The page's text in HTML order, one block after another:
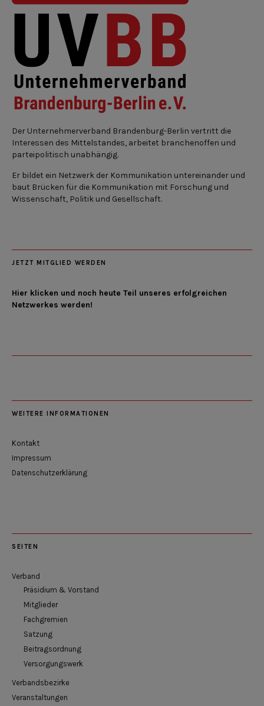
Der Unternehmerverband Brandenburg-Berlin vertritt die
Interessen des Mittelstandes, arbeitet branchenoffen und
parteipolitisch unabhängig.
Er bildet ein Netzwerk der Kommunikation untereinander und
baut Brücken für die Kommunikation mit Forschung und
Wissenschaft, Politik und Gesellschaft.
JETZT MITGLIED WERDEN
Hier klicken und noch heute Teil unseres erfolgreichen
Netzwerkes werden!
WEITERE INFORMATIONEN
Kontakt
Impressum
Datenschutzerklärung
SEITEN
Verband
Präsidium & Vorstand
Mitglieder
Fachgremien
Satzung
Beitragsordnung
Versorgungswerk
Verbandsbezirke
Veranstaltungen